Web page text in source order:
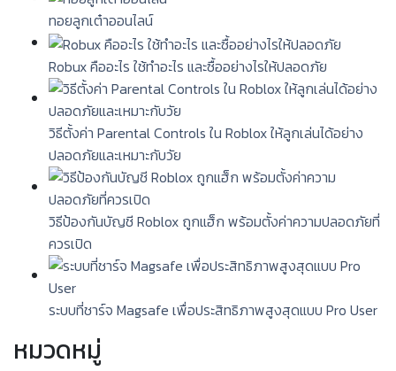
ทอยลูกเต๋าออนไลน์
Robux คืออะไร ใช้ทำอะไร และซื้ออย่างไรให้ปลอดภัย
วิธีตั้งค่า Parental Controls ใน Roblox ให้ลูกเล่นได้อย่าง
ปลอดภัยและเหมาะกับวัย
วิธีป้องกันบัญชี Roblox ถูกแฮ็ก พร้อมตั้งค่าความปลอดภัยที่
ควรเปิด
ระบบที่ชาร์จ Magsafe เพื่อประสิทธิภาพสูงสุดแบบ Pro User
หมวดหมู่